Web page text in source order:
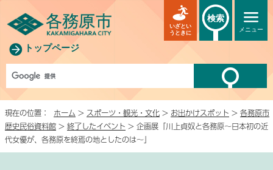
トップページ
メニュー
いざとい
うときに
検索
現在の位置： ホーム > スポーツ・観光・文化 > お出かけスポット > 各務原市
歴史民俗資料館 > 終了したイベント > 企画展「川上貞奴と各務原～日本初の近
代女優が、各務原を終焉の地としたのは～」